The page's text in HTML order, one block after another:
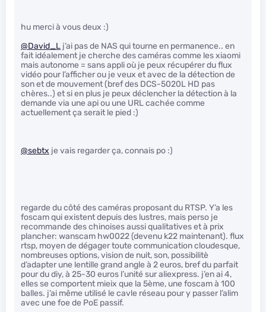
hu merci à vous deux :)
@David_L j’ai pas de NAS qui tourne en permanence.. en
fait idéalement je cherche des caméras comme les xiaomi
mais autonome = sans appli où je peux récupérer du flux
vidéo pour l’afficher ou je veux et avec de la détection de
son et de mouvement (bref des DCS-5020L HD pas
chères..) et si en plus je peux déclencher la détection à la
demande via une api ou une URL cachée comme
actuellement ça serait le pied :)
@sebtx je vais regarder ça, connais po :)
regarde du côté des caméras proposant du RTSP. Y’a les
foscam qui existent depuis des lustres, mais perso je
recommande des chinoises aussi qualitatives et à prix
plancher: wanscam hw0022 (devenu k22 maintenant). flux
rtsp, moyen de dégager toute communication cloudesque,
nombreuses options, vision de nuit, son, possibilitè
d’adapter une lentille grand angle à 2 euros, bref du parfait
pour du diy, à 25-30 euros l’unité sur aliexpress. j’en ai 4,
elles se comportent mieix que la 5ème, une foscam à 100
balles. j’ai même utilisé le cavle réseau pour y passer l’alim
avec une foe de PoE passif.